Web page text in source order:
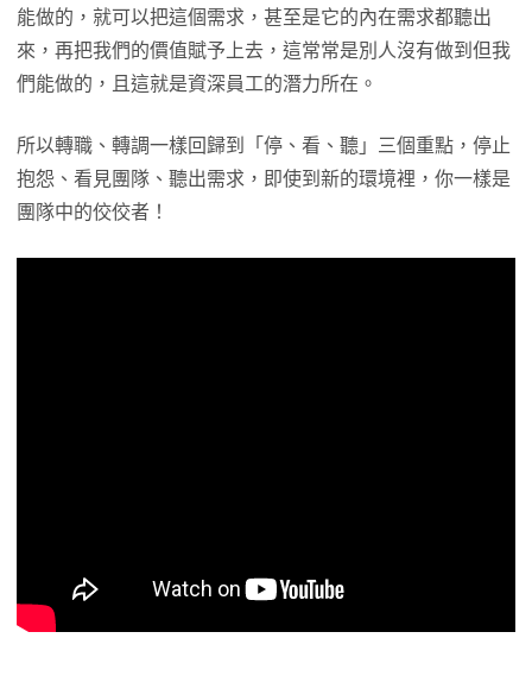
能做的，就可以把這個需求，甚至是它的內在需求都聽出
來，再把我們的價值賦予上去，這常常是別人沒有做到但我
們能做的，且這就是資深員工的潛力所在。
所以轉職、轉調一樣回歸到「停、看、聽」三個重點，停止
抱怨、看見團隊、聽出需求，即使到新的環境裡，你一樣是
團隊中的佼佼者！